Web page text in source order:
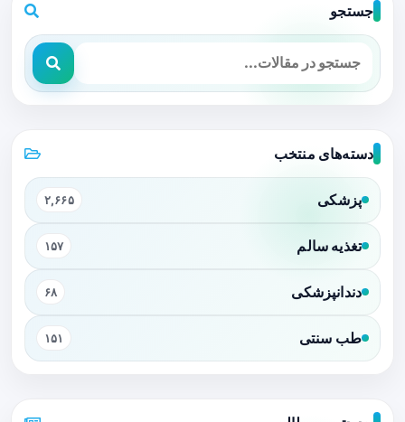
جستجو
دسته‌های منتخب
پزشکی ۲,۶۶۵
تغذیه سالم ۱۵۷
دندانپزشکی ۶۸
طب سنتی ۱۵۱